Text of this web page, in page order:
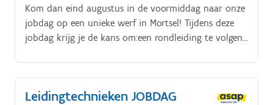
Kom dan eind augustus in de voormiddag naar onze
jobdag op een unieke werf in Mortsel! Tijdens deze
jobdag krijg je de kans om:een rondleiding te volgen
en ploegverantwoordelijkenmeer te ontdekken over
de jobinhoud en verwachtingende sfeer en manier
van werken écht te ervarente genieten van een hapje
Leidingtechnieken JOBDAG